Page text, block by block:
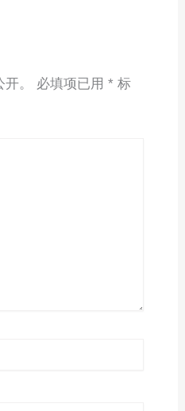
。 必填项已用 * 标